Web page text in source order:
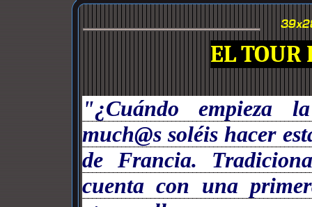
EL TOUR
"¿Cuándo empieza
much@s soléis hacer
de Francia.
cuenta con una